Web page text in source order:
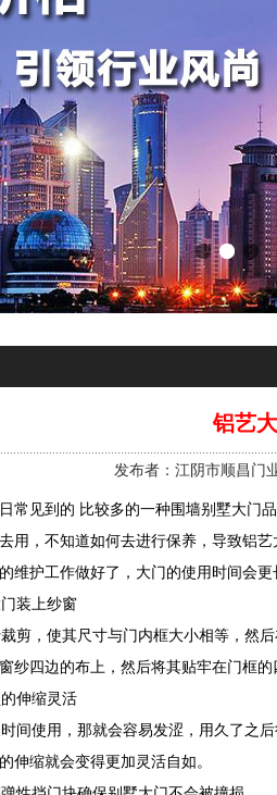
铝艺
发布者：江阴市顺昌门
常见到的 比较多的一种围墙别墅大门
用，不知道如何去进行保养，导致铝
维护工作做好了，大门的使用时间会
装上纱窗
剪，使其尺寸与门内框大小相等，然
纱四边的布上，然后将其贴牢在门框的
伸缩灵活
间使用，那就会容易发涩，用久了之
伸缩就会变得更加灵活自如。